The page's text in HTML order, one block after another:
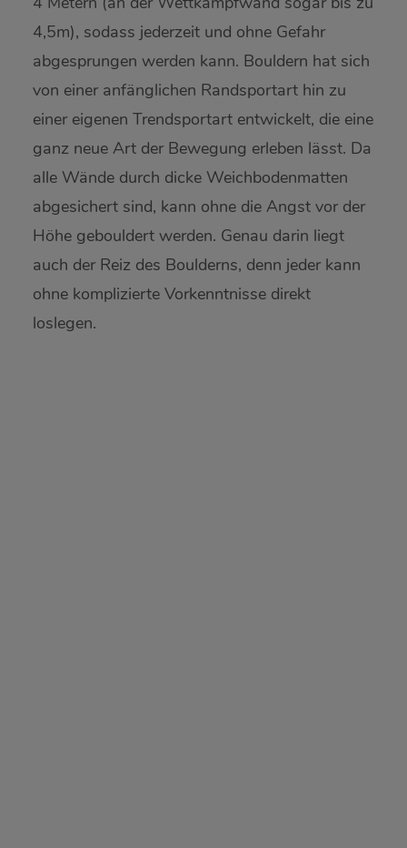
4,5m), sodass jederzeit und ohne Gefahr
abgesprungen werden kann. Bouldern hat sich
von einer anfänglichen Randsportart hin zu
einer eigenen Trendsportart entwickelt, die eine
ganz neue Art der Bewegung erleben lässt. Da
alle Wände durch dicke Weichbodenmatten
abgesichert sind, kann ohne die Angst vor der
Höhe gebouldert werden. Genau darin liegt
auch der Reiz des Boulderns, denn jeder kann
ohne komplizierte Vorkenntnisse direkt
loslegen.